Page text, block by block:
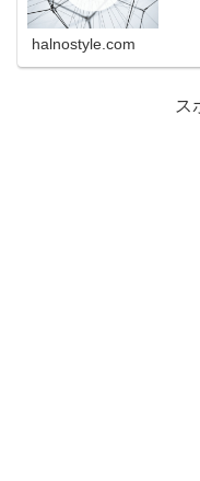
halnostyle.com
ス